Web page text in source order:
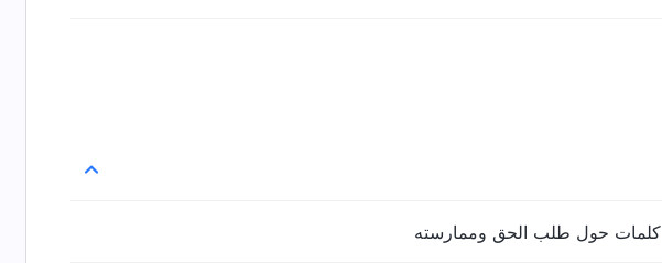
كلمات حول طلب الحق وممارسته